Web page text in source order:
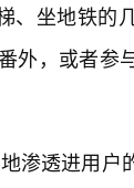
、坐地铁的
外，或者参
渗透进用户